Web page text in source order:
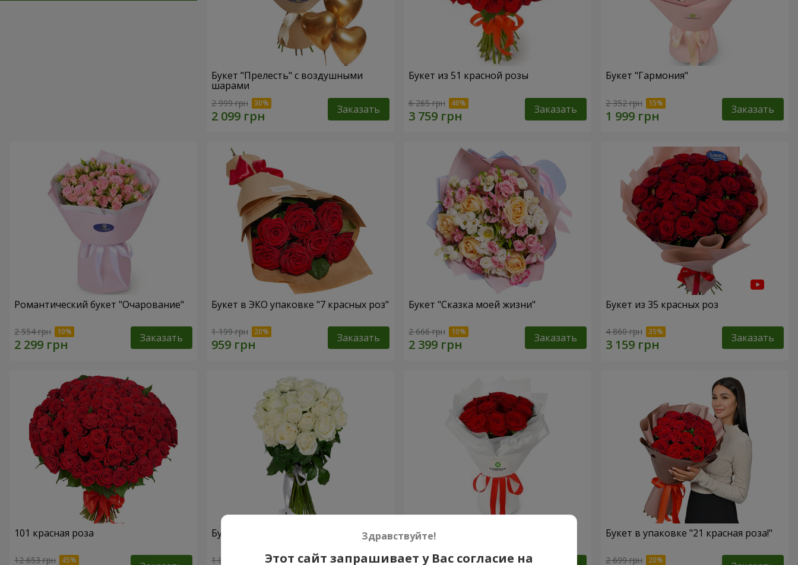
Букет "Прелесть" с воздушными
шарами
2 999 грн Заказать
Букет из 51 красной розы
6 265 грн Заказать
Букет "Гармония"
2 352 грн Заказать
Романтический букет "Очарование"
2 554 грн Заказать
Букет в ЭКО упаковке "7 красных роз"
1 199 грн Заказать
Букет "Сказка моей жизни"
2 666 грн Заказать
Букет из 35 красных роз
4 860 грн Заказать
101 красная роза
12 653 грн
Букет "Лесная Нимфа"
1 843 грн
Монобукет из 11 красных роз
1 574 грн
Букет в упаковке "21 красная роза!"
2 699 грн
Здравствуйте!
Этот сайт запрашивает у Вас согласие на